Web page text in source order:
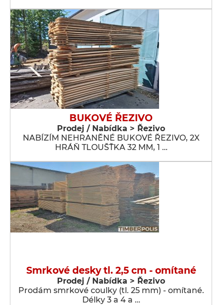
BUKOVÉ ŘEZIVO
Prodej / Nabídka > Řezivo
NABÍZÍM NEHRANĚNÉ BUKOVÉ ŘEZIVO, 2X
HRÁŇ TLOUŠŤKA 32 MM, 1 …
Smrkové desky tl. 2,5 cm - omítané
Prodej / Nabídka > Řezivo
Prodám smrkové coulky (tl. 25 mm) - omítané.
Délky 3 a 4 a …